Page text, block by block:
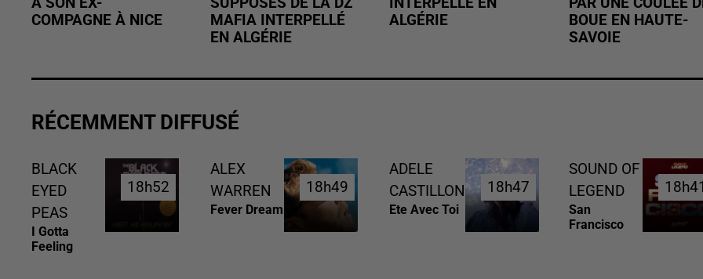
COMPAGNE À NICE
MAFIA INTERPELLÉ
EN ALGÉRIE
ALGÉRIE
BOUE EN HAUTE-
SAVOIE
RÉCEMMENT DIFFUSÉ
BLACK
EYED
PEAS
I Gotta
Feeling
18h52
18h52
ALEX
WARREN
Fever Dream
18h49
18h49
ADELE
CASTILLON
Ete Avec Toi
18h47
18h47
SOUND OF
LEGEND
San
Francisco
18h41
18h41